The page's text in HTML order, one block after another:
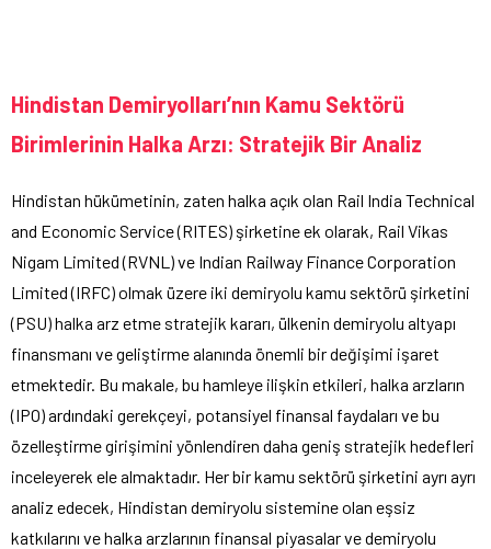
Hindistan Demiryolları’nın Kamu Sektörü
Birimlerinin Halka Arzı: Stratejik Bir Analiz
Hindistan hükümetinin, zaten halka açık olan Rail India Technical
and Economic Service (RITES) şirketine ek olarak, Rail Vikas
Nigam Limited (RVNL) ve Indian Railway Finance Corporation
Limited (IRFC) olmak üzere iki demiryolu kamu sektörü şirketini
(PSU) halka arz etme stratejik kararı, ülkenin demiryolu altyapı
finansmanı ve geliştirme alanında önemli bir değişimi işaret
etmektedir. Bu makale, bu hamleye ilişkin etkileri, halka arzların
(IPO) ardındaki gerekçeyi, potansiyel finansal faydaları ve bu
özelleştirme girişimini yönlendiren daha geniş stratejik hedefleri
inceleyerek ele almaktadır. Her bir kamu sektörü şirketini ayrı ayrı
analiz edecek, Hindistan demiryolu sistemine olan eşsiz
katkılarını ve halka arzlarının finansal piyasalar ve demiryolu